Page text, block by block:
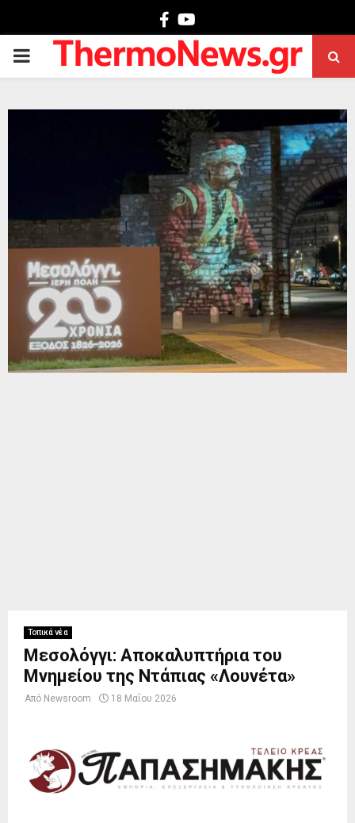
Facebook
PRIMARY
Τοπικά νέα
Μεσολόγγι: Αποκαλυπτήρια του
Μνημείου της Ντάπιας «Λουνέτα»
Από Newsroom 18 Μαΐου 2026